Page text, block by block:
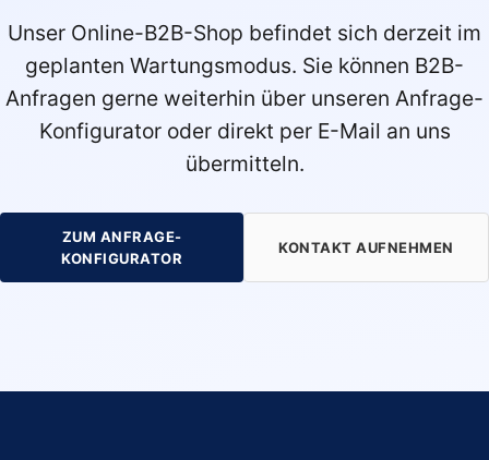
Unser Online-B2B-Shop befindet sich derzeit im
geplanten Wartungsmodus. Sie können B2B-
Anfragen gerne weiterhin über unseren Anfrage-
Konfigurator oder direkt per E-Mail an uns
übermitteln.
ZUM ANFRAGE-
KONFIGURATOR
KONTAKT AUFNEHMEN